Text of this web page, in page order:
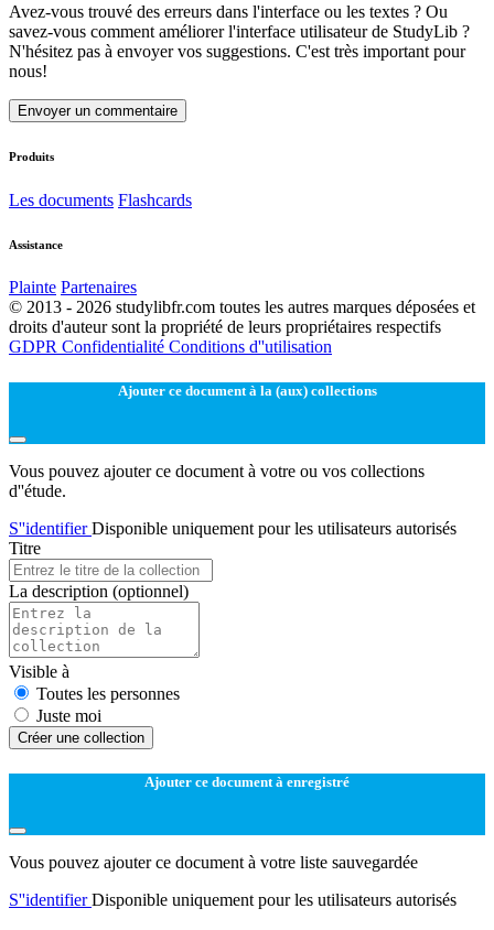
Avez-vous trouvé des erreurs dans l'interface ou les textes ? Ou
savez-vous comment améliorer l'interface utilisateur de StudyLib ?
N'hésitez pas à envoyer vos suggestions. C'est très important pour
nous!
Envoyer un commentaire
Produits
Les documents Flashcards
Assistance
Plainte Partenaires
© 2013 - 2026 studylibfr.com toutes les autres marques déposées et
droits d'auteur sont la propriété de leurs propriétaires respectifs
GDPR Confidentialité Conditions d''utilisation
Ajouter ce document à la (aux) collections
Vous pouvez ajouter ce document à votre ou vos collections
d''étude.
S''identifierDisponible uniquement pour les utilisateurs autorisés
Titre
La description (optionnel)
Visible à
Toutes les personnes
Juste moi
Créer une collection
Ajouter ce document à enregistré
Vous pouvez ajouter ce document à votre liste sauvegardée
S''identifierDisponible uniquement pour les utilisateurs autorisés